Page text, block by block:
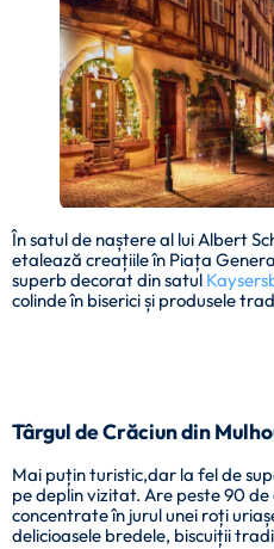
În satul de naștere al lui Albert
etalează creațiile în Piața
superb decorat din satul
colinde în biserici și produsele
Târgul de Crăciun din
Mai puțin turistic,dar la fel de
pe deplin vizitat. Are peste 90 de
concentrate în jurul unei roți
delicioasele bredele, biscuiții